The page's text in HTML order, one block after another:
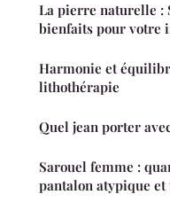
La pierre naturelle :
bienfaits pour votre
Harmonie et
lithothérapie
Quel jean porter
Sarouel femme :
pantalon atypique et